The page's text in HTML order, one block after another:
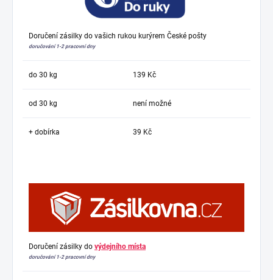
Doručení zásilky do vašich rukou kurýrem České pošty
doručování 1-2 pracovní dny
do 30 kg 139 Kč
od 30 kg není možné
+ dobírka 39 Kč
Doručení zásilky do výdejního místa
doručování 1-2 pracovní dny